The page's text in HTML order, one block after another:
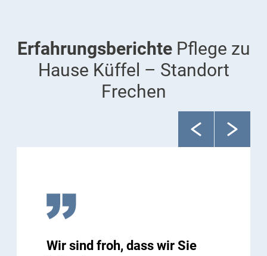
ErfahrungsberichtePflege zu
Hause Küffel – Standort
Frechen
Wir sind froh, dass wir Sie